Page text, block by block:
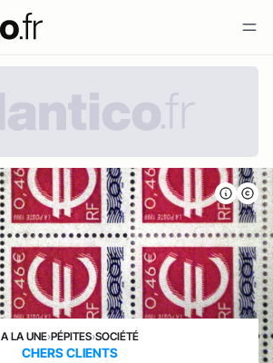
A LA UNE›PÉPITES›SOCIÉTÉ
CHERS CLIENTS